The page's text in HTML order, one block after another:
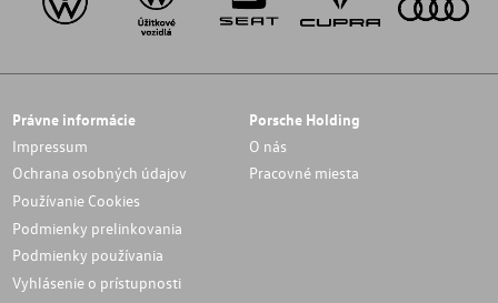
Právne informácie
Impressum
Ochrana osobných údajov
Používanie Cookies
Podmienky prelinkovania
Podmienky používania
Vyhlásenie o prístupnosti
Porsche Holding
O nás
Pracovné miesta